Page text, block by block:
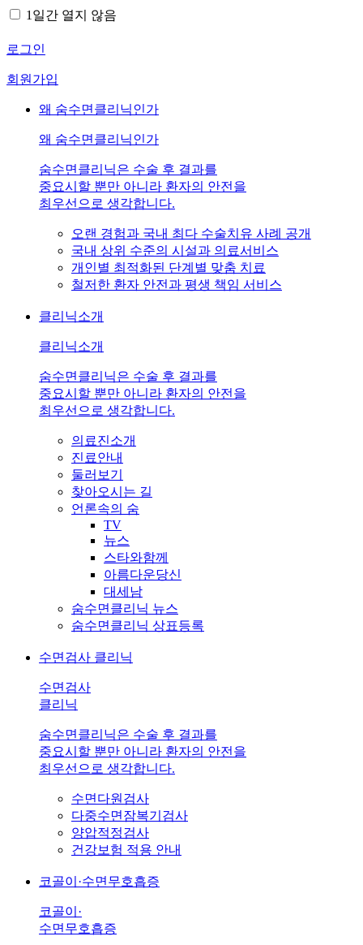
1일간 열지 않음
로그인
회원가입
왜 숨수면클리닉인가
왜 숨수면클리닉인가
숨수면클리닉은 수술 후 결과를
중요시할 뿐만 아니라 환자의 안전을
최우선으로 생각합니다.
오랜 경험과 국내 최다 수술치유 사례 공개
국내 상위 수준의 시설과 의료서비스
개인별 최적화된 단계별 맞춤 치료
철저한 환자 안전과 평생 책임 서비스
클리닉소개
클리닉소개
숨수면클리닉은 수술 후 결과를
중요시할 뿐만 아니라 환자의 안전을
최우선으로 생각합니다.
의료진소개
진료안내
둘러보기
찾아오시는 길
언론속의 숨
TV
뉴스
스타와함께
아름다운당신
대세남
숨수면클리닉 뉴스
숨수면클리닉 상표등록
수면검사 클리닉
수면검사
클리닉
숨수면클리닉은 수술 후 결과를
중요시할 뿐만 아니라 환자의 안전을
최우선으로 생각합니다.
수면다원검사
다중수면잠복기검사
양압적정검사
건강보험 적용 안내
코골이·수면무호흡증
코골이·
수면무호흡증